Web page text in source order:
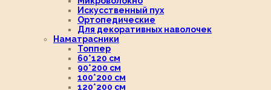
Искусственный пух
Ортопедические
Для декоративных наволочек
Наматрасники
Топпер
60*120 см
90*200 см
100*200 см
120*200 см